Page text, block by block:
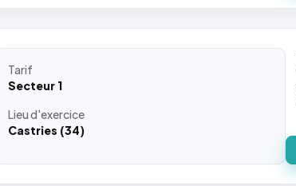
Tarif
Secteur 1
Lieud'exercice
Castries (34)